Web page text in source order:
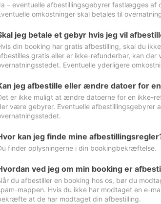
– eventuelle afbestillingsgebyrer fastlægges af
omkostninger skal betales til
jeg betale et gebyr hvis jeg vil
din booking har gratis afbestilling, skal du
gratis eller er ikke-refunderbar, kan
Eventuelle yderligere
jeg afbestille eller ændre datoer for
er ikke muligt at ændre datoerne for en ikke-
være gebyrer. Eventuelle afbestillingsgebyrer
kan jeg finde mine
finder oplysningerne i din bookingbekræftelse.
ved jeg om min booking er
du afbestiller en booking hos os, bør du
mappen. Hvis du ikke har modtaget en e-
at de har modtaget din afbestilling.